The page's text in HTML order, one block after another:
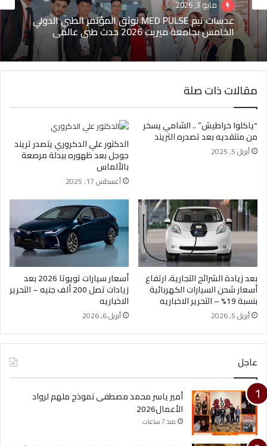
مايو 3, 2026
عدسات تيم MED PULSE توثق المؤتمر الطبي الدولي
الخامس بجامعة ميريت 2026 حدث طبي عالمي
مقالات ذات صلة
“ياكلوا خراطيش” .. الشامي يسخر
من منتقديه بعد تصدره التريند
أبريل 5, 2025 الدكتور علي الدكروري يتصدر تريند
جوجل بعد ظهوره ببدلة مرصعة
بالألماس
أغسطس 17, 2025
بعد زيادة الشرائح التجارية، ارتفاع
أسعار شحن السيارات الكهربائية
بنسبة 19% – التحرير الاخباريه
أبريل 5, 2026
أسعار سيارات تويوتا 2026 بعد
زيادات تصل 200 ألف جنيه – التحرير
الاخباريه
أبريل 6, 2026
عاجل
أمير ياسر محمد مصطفى نموذج ملهم لرواد
الأعمال2026
منذ 7 ساعات